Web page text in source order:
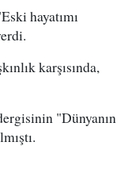
hayatımı
karşısında,
"Dünyanın